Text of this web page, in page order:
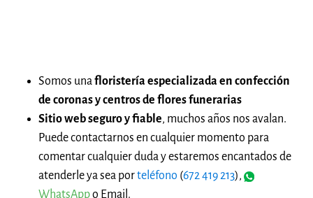
Somos unafloristería especializada en confección
de coronas y centros de flores funerarias
Sitio web seguro y fiable, muchos años nos avalan.
Puede contactarnos en cualquier momento para
comentar cualquier duda y estaremos encantados de
atenderle ya sea porteléfono (672 419 213),
WhatsAppo Email.